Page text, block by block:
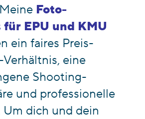
Foto-
für EPU und KMU
ein faires Preis-
eine
Shooting-
und professionelle
Um dich und dein